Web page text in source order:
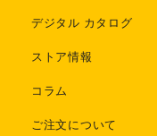
デジタル カタログ
ストア情報
コラム
ご注文について